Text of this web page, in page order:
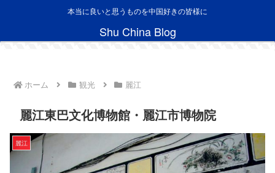
本当に良いと思うものを中国好きの皆様に
Shu China Blog
ホーム 観光 麗江
麗江東巴文化博物館・麗江市博物院
麗江